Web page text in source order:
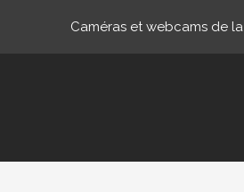
Caméras et webcams de